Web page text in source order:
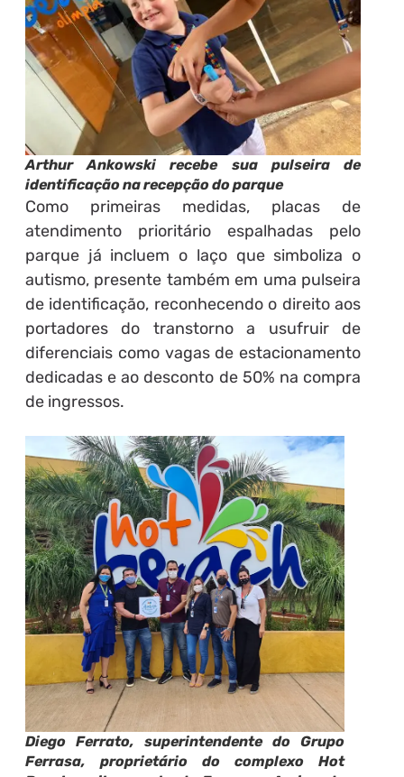
Arthur Ankowski recebe sua pulseira de
identificação na recepção do parque
Como primeiras medidas, placas de
atendimento prioritário espalhadas pelo
parque já incluem o laço que simboliza o
autismo, presente também em uma pulseira
de identificação, reconhecendo o direito aos
portadores do transtorno a usufruir de
diferenciais como vagas de estacionamento
dedicadas e ao desconto de 50% na compra
de ingressos.
Diego Ferrato, superintendente do Grupo
Ferrasa, proprietário do complexo Hot